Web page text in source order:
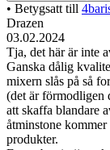
• Betygsatt till
Drazen
03.02.2024
Tja, det här är inte
Ganska dålig
mixern slås på så
(det är förmodligen
att skaffa blandare
åtminstone
produkter.